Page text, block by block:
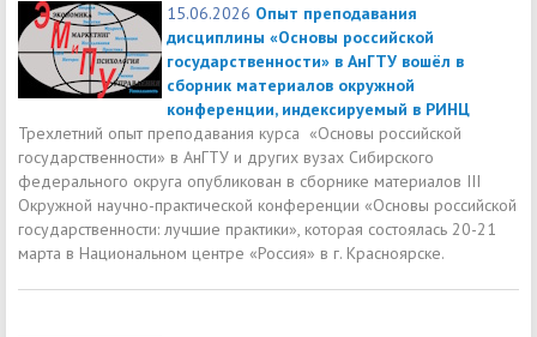
15.06.2026 Опыт преподавания
дисциплины «Основы российской
государственности» в АнГТУ вошёл в
сборник материалов окружной
конференции, индексируемый в РИНЦ
Трехлетний опыт преподавания курса «Основы российской
государственности» в АнГТУ и других вузах Сибирского
федерального округа опубликован в сборнике материалов III
Окружной научно-практической конференции «Основы российской
государственности: лучшие практики», которая состоялась 20-21
марта в Национальном центре «Россия» в г. Красноярске.